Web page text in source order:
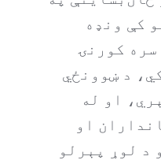
کې ونډه
سره کورنۍ
د ښوونځي
او له
او
د لوړ پېرلو